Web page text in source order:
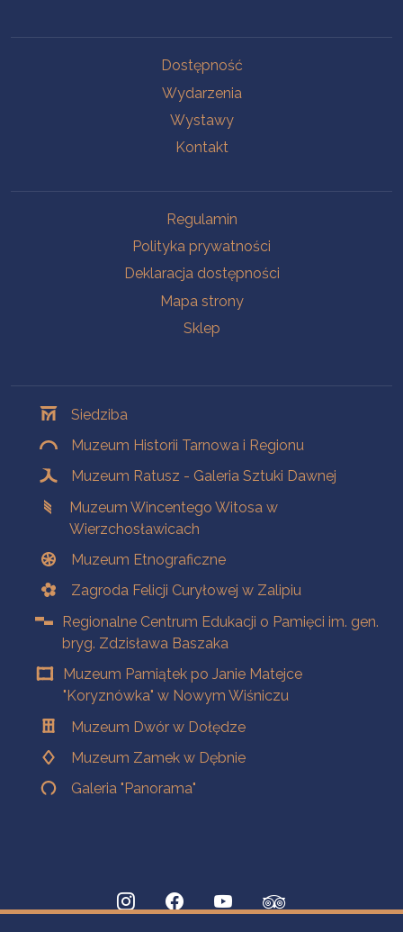
Dostępność
Wydarzenia
Wystawy
Kontakt
Regulamin
Polityka prywatności
Deklaracja dostępności
Mapa strony
Sklep
Siedziba
Muzeum Historii Tarnowa i Regionu
Muzeum Ratusz - Galeria Sztuki Dawnej
Muzeum Wincentego Witosa w
Wierzchosławicach
Muzeum Etnograficzne
Zagroda Felicji Curyłowej w Zalipiu
Regionalne Centrum Edukacji o Pamięci im. gen.
bryg. Zdzisława Baszaka
Muzeum Pamiątek po Janie Matejce
"Koryznówka" w Nowym Wiśniczu
Muzeum Dwór w Dołędze
Muzeum Zamek w Dębnie
Galeria "Panorama"